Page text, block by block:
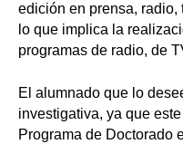
edición en prensa,
lo que implica la
programas de radio, de
El alumnado que lo
investigativa, ya que
Programa de Doctorado